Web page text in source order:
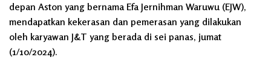
depan Aston yang bernama Efa Jernihman Waruwu (EJW),
mendapatkan kekerasan dan pemerasan yang dilakukan
oleh karyawan J&T yang berada di sei panas, jumat
(1/10/2024).